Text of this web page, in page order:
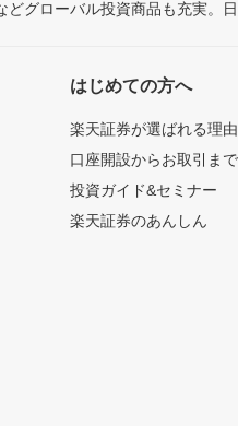
グローバル投資商品も充実。
はじめての方へ
楽天証券が選ばれる理由
口座開設からお取引ま
投資ガイド&セミナー
楽天証券のあんしん